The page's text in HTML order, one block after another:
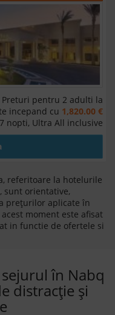
Preturi pentru 2 adulti la
incepand cu 1,820.00 €
nopti, Ultra All inclusive
referitoare la hotelurile
sunt orientative,
prețurilor aplicate în
moment este afisat
in functie de ofertele si
în Nabq
distracție și